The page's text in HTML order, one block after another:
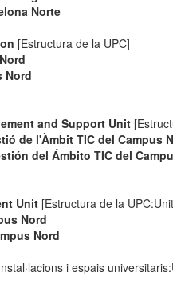
Norte
[Estructura de la UPC]
Nord
and Support Unit
de l'Àmbit TIC del Campus
del Ámbito TIC del
Unit [Estructura de la
Nord
Nord
i espais